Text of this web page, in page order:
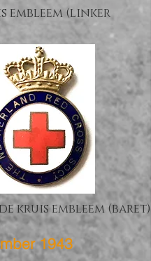
embleem (linker
kruis embleem (baret)
1943